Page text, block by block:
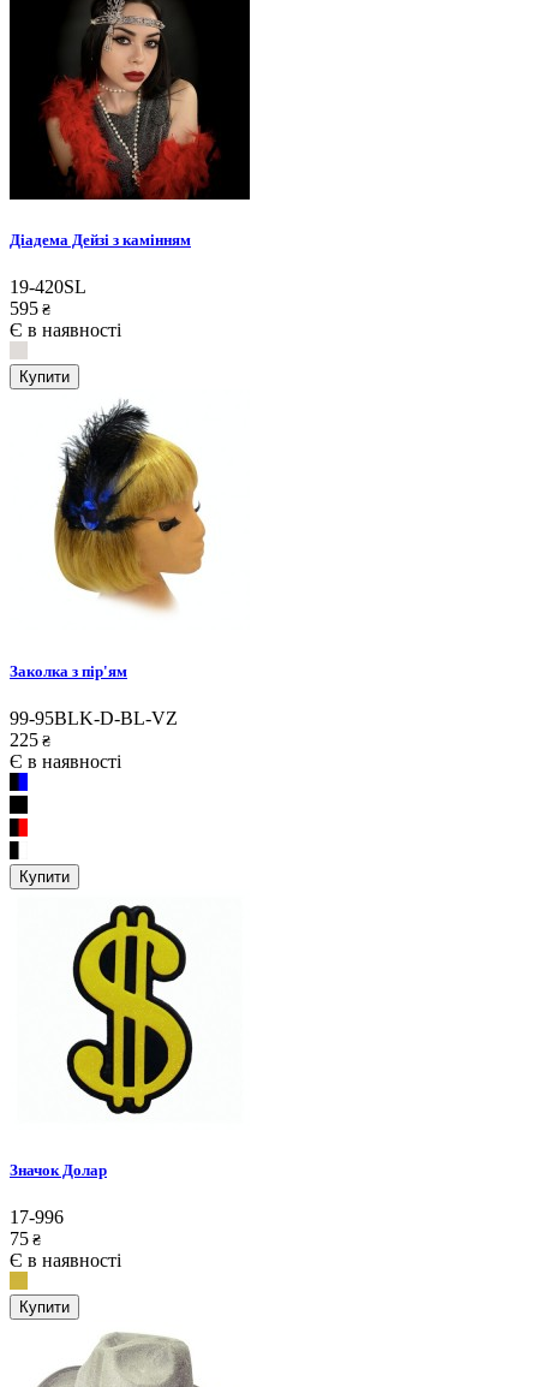
Діадема Дейзі з камінням
19-420SL
595 ₴
Є в наявності
Купити
Заколка з пір'ям
99-95BLK-D-BL-VZ
225 ₴
Є в наявності
Купити
Значок Долар
17-996
75 ₴
Є в наявності
Купити